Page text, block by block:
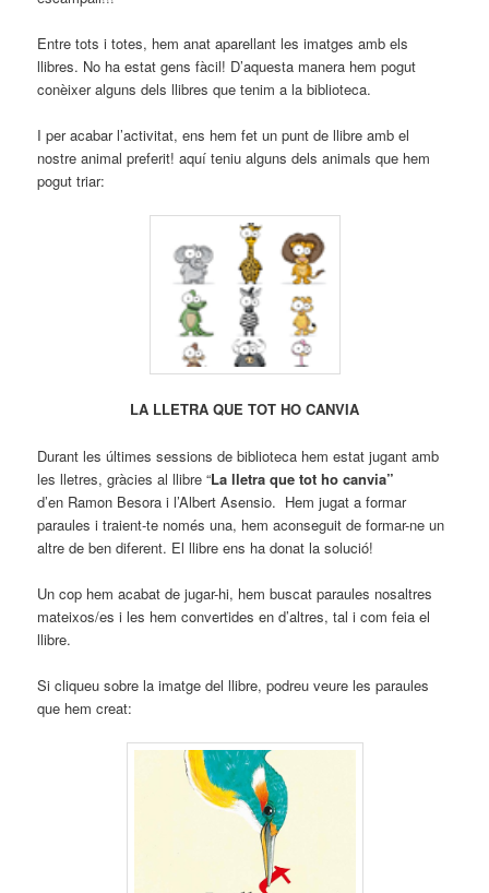
Entre tots i totes, hem anat aparellant les imatges amb els
llibres. No ha estat gens fàcil! D’aquesta manera hem pogut
conèixer alguns dels llibres que tenim a la biblioteca.
I per acabar l’activitat, ens hem fet un punt de llibre amb el
nostre animal preferit! aquí teniu alguns dels animals que hem
pogut triar:
LA LLETRA QUE TOT HO CANVIA
Durant les últimes sessions de biblioteca hem estat jugant amb
les lletres, gràcies al llibre “La lletra que tot ho canvia”
d’en Ramon Besora i l’Albert Asensio. Hem jugat a formar
paraules i traient-te només una, hem aconseguit de formar-ne un
altre de ben diferent. El llibre ens ha donat la solució!
Un cop hem acabat de jugar-hi, hem buscat paraules nosaltres
mateixos/es i les hem convertides en d’altres, tal i com feia el
llibre.
Si cliqueu sobre la imatge del llibre, podreu veure les paraules
que hem creat: